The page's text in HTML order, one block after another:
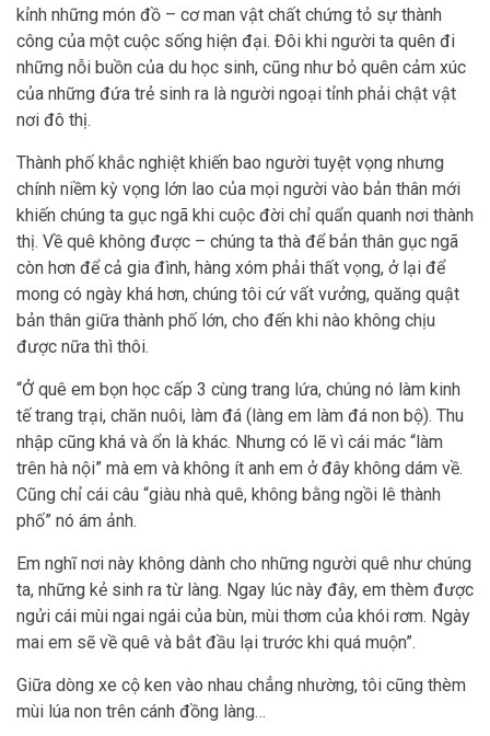
kỉnh những món đồ – cơ man vật chất chứng tỏ sự thành
công của một cuộc sống hiện đại. Đôi khi người ta quên đi
những nỗi buồn của du học sinh, cũng như bỏ quên cảm xúc
của những đứa trẻ sinh ra là người ngoại tỉnh phải chật vật
nơi đô thị.
Thành phố khắc nghiệt khiến bao người tuyệt vọng nhưng
chính niềm kỳ vọng lớn lao của mọi người vào bản thân mới
khiến chúng ta gục ngã khi cuộc đời chỉ quẩn quanh nơi thành
thị. Về quê không được – chúng ta thà để bản thân gục ngã
còn hơn để cả gia đình, hàng xóm phải thất vọng, ở lại để
mong có ngày khá hơn, chúng tôi cứ vất vưởng, quăng quật
bản thân giữa thành phố lớn, cho đến khi nào không chịu
được nữa thì thôi.
“Ở quê em bọn học cấp 3 cùng trang lứa, chúng nó làm kinh
tế trang trại, chăn nuôi, làm đá (làng em làm đá non bộ). Thu
nhập cũng khá và ổn là khác. Nhưng có lẽ vì cái mác “làm
trên hà nội” mà em và không ít anh em ở đây không dám về.
Cũng chỉ cái câu “giàu nhà quê, không bằng ngồi lê thành
phố” nó ám ảnh.
Em nghĩ nơi này không dành cho những người quê như chúng
ta, những kẻ sinh ra từ làng. Ngay lúc này đây, em thèm được
ngửi cái mùi ngai ngái của bùn, mùi thơm của khói rơm. Ngày
mai em sẽ về quê và bắt đầu lại trước khi quá muộn”.
Giữa dòng xe cộ ken vào nhau chẳng nhường, tôi cũng thèm
mùi lúa non trên cánh đồng làng…